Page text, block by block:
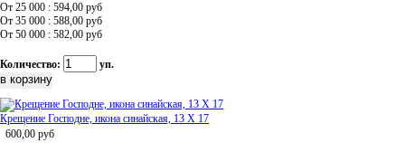
От 25 000 : 594,00 руб
От 35 000 : 588,00 руб
От 50 000 : 582,00 руб
Количество: уп.
Крещение Господне, икона синайская, 13 Х 17
600,00 руб